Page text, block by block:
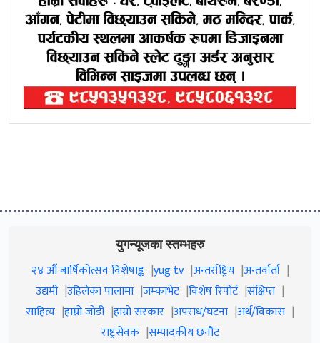
युगन्यूजका स्तम्भहरु
२४ औं बार्षिकोत्सव विशेषाङ्क yug tv अन्तर्राष्ट्रिय अन्तर्वार्ता
उद्यमी उहिलेका पालामा जम्काभेट विशेष रिपोर्ट संक्षिप्त
साहित्य हाम्रो जाेडी हाम्रो सरकार अपराध/घटना अर्थ/विकास
राष्ट्रसेवक सम्पादकीय छनौट